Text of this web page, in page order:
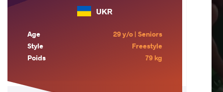
UKR
Age
29 y/o | Seniors
Style
Freestyle
Poids
79 kg